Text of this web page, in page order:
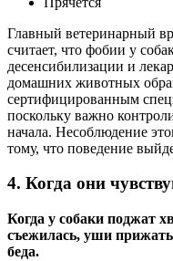
Главный ветеринарный
считает, что фобии у
десенсибилизации и
домашних животных
сертифицированным
поскольку важно
начала. Несоблюдение
тому, что поведение
4. Когда они
Когда у собаки поджат
съежилась, уши
беда.